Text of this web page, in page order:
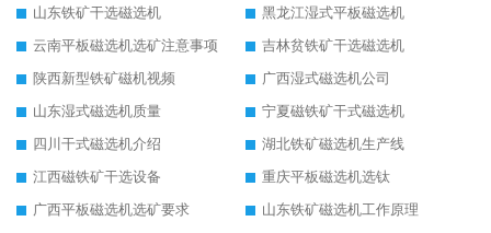
山东铁矿干选磁选机
黑龙江湿式平板磁选机
云南平板磁选机选矿注意事项
吉林贫铁矿干选磁选机
陕西新型铁矿磁机视频
广西湿式磁选机公司
山东湿式磁选机质量
宁夏磁铁矿干式磁选机
四川干式磁选机介绍
湖北铁矿磁选机生产线
江西磁铁矿干选设备
重庆平板磁选机选钛
广西平板磁选机选矿要求
山东铁矿磁选机工作原理